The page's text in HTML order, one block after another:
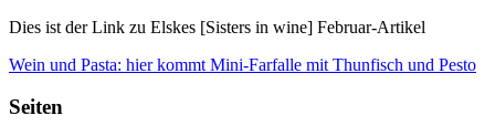
Dies ist der Link zu Elskes [Sisters in wine] Februar-Artikel
Wein und Pasta: hier kommt Mini-Farfalle mit Thunfisch und Pesto
Seiten